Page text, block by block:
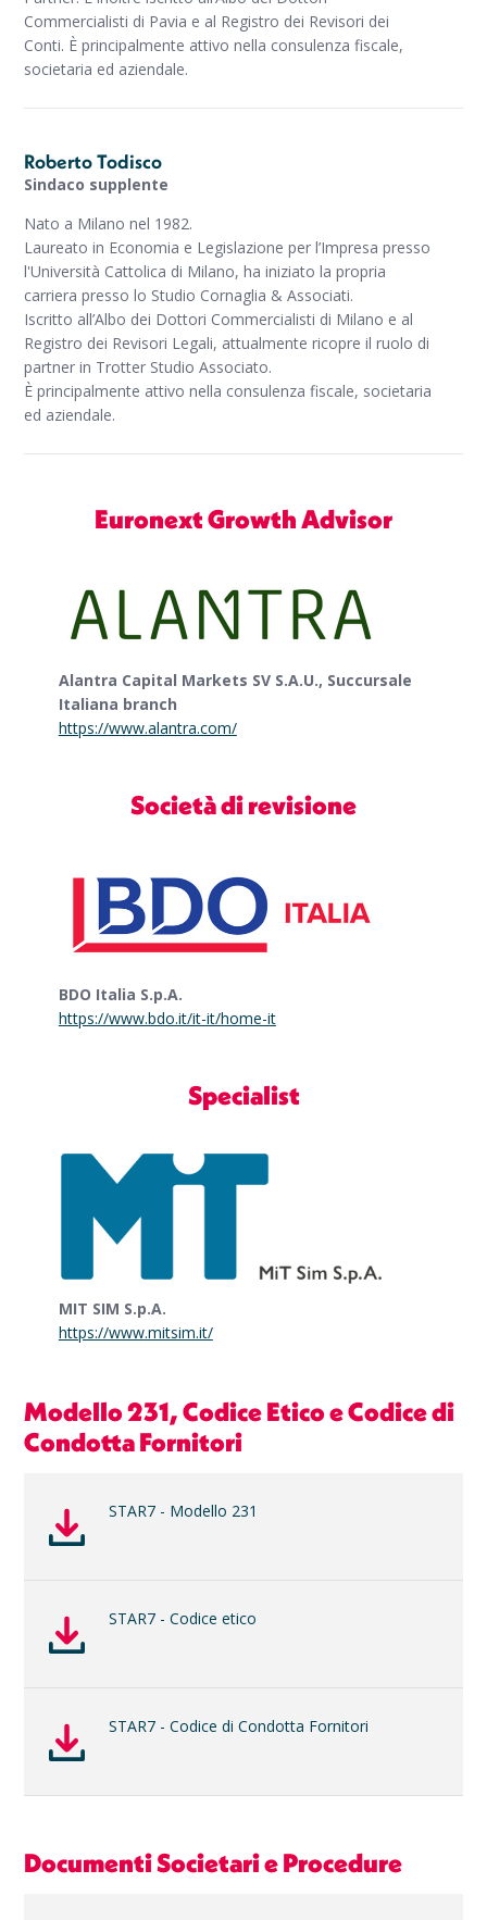
Commercialisti di Pavia e al Registro dei Revisori dei
Conti. È principalmente attivo nella consulenza fiscale,
societaria ed aziendale.
Roberto Todisco
Sindaco supplente
Nato a Milano nel 1982.
Laureato in Economia e Legislazione per l’Impresa presso
l'Università Cattolica di Milano, ha iniziato la propria
carriera presso lo Studio Cornaglia & Associati.
Iscritto all’Albo dei Dottori Commercialisti di Milano e al
Registro dei Revisori Legali, attualmente ricopre il ruolo di
partner in Trotter Studio Associato.
È principalmente attivo nella consulenza fiscale, societaria
ed aziendale.
Euronext Growth Advisor
Alantra Capital Markets SV S.A.U., Succursale
Italiana branch
https://www.alantra.com/
Società di revisione
BDO Italia S.p.A.
https://www.bdo.it/it-it/home-it
Specialist
MIT SIM S.p.A.
https://www.mitsim.it/
Modello 231, Codice Etico e Codice di
Condotta Fornitori
STAR7 - Modello 231
STAR7 - Codice etico
STAR7 - Codice di Condotta Fornitori
Documenti Societari e Procedure